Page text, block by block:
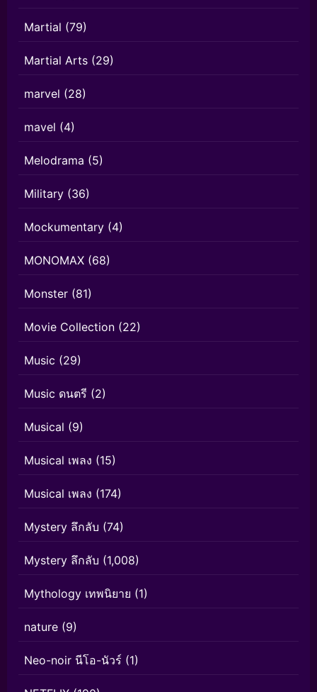
Martial (79)
Martial Arts (29)
marvel (28)
mavel (4)
Melodrama (5)
Military (36)
Mockumentary (4)
MONOMAX (68)
Monster (81)
Movie Collection (22)
Music (29)
Music ดนตรี (2)
Musical (9)
Musical เพลง (15)
Musical เพลง (174)
Mystery ลึกลับ (74)
Mystery ลึกลับ (1,008)
Mythology เทพนิยาย (1)
nature (9)
Neo-noir นีโอ-นัวร์ (1)